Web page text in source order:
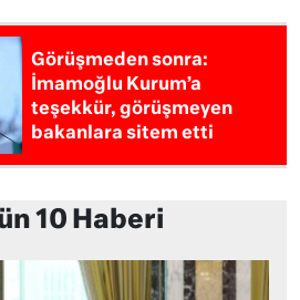
Görüşmeden sonra:
İmamoğlu Kurum’a
teşekkür, görüşmeyen
bakanlara sitem etti
10 Haberi